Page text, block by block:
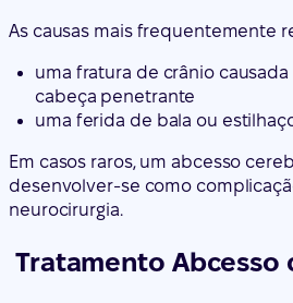
As causas mais frequentemente
uma fratura de crânio causada
cabeça penetrante
uma ferida de bala ou
Em casos raros, um abcesso
desenvolver-se como
neurocirurgia.
Tratamento Abcesso